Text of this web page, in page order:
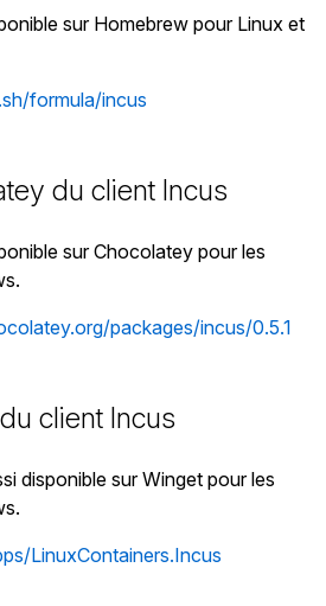
sur Homebrew pour Linux et
formula/incus
du client Incus
sur Chocolatey pour les
packages/incus/0.5.1
client Incus
disponible sur Winget pour les
LinuxContainers.Incus